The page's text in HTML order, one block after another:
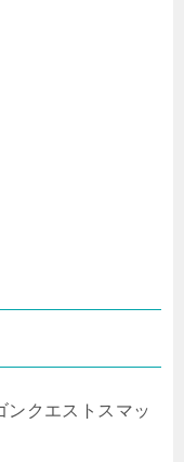
ンクエストスマッ